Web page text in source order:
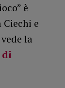
è
e
la
di